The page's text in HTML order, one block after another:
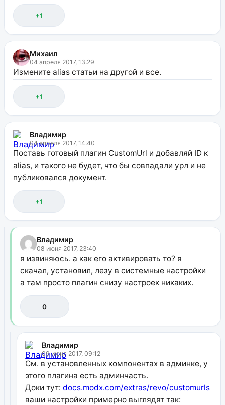
+1
Михаил
04 апреля 2017, 13:29
Измените alias статьи на другой и все.
+1
Владимир
04 апреля 2017, 14:40
Поставь готовый плагин CustomUrl и добавляй ID к
alias, и такого не будет, что бы совпадали урл и не
публиковался документ.
+1
Владимир
08 июня 2017, 23:40
я извиняюсь. а как его активировать то? я
скачал, установил, лезу в системные настройки
а там просто плагин снизу настроек никаких.
0
Владимир
09 июня 2017, 09:12
См. в установленных компонентах в админке, у
этого плагина есть админчасть.
Доки тут:docs.modx.com/extras/revo/customurls
ваши настройки примерно выглядят так: